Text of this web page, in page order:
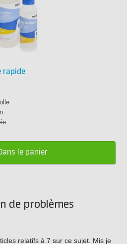
rapide
le panier
de problèmes
relatifs à 7 sur ce sujet. Mis je